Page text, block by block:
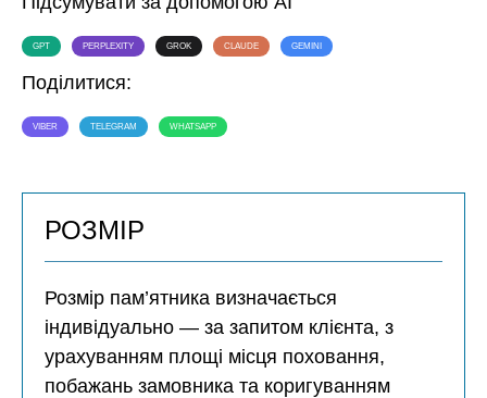
GPT PERPLEXITY GROK CLAUDE GEMINI
Поділитися:
VIBER TELEGRAM WHATSAPP
РОЗМІР
Розмір пам’ятника визначається
індивідуально — за запитом клієнта, з
урахуванням площі місця поховання,
побажань замовника та коригуванням